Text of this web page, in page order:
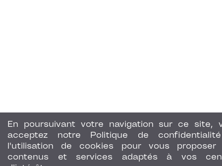
En poursuivant votre navigation sur ce site,
acceptez notre Politique de
l'utilisation de cookies pour vous proposer
contenus et services adaptés à vos